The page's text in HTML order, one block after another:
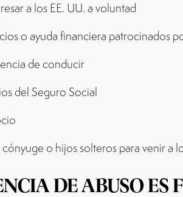
a los EE. UU. a voluntad
o ayuda financiera patrocinados
de conducir
del Seguro Social
o hijos solteros para venir a
DE ABUSO ES